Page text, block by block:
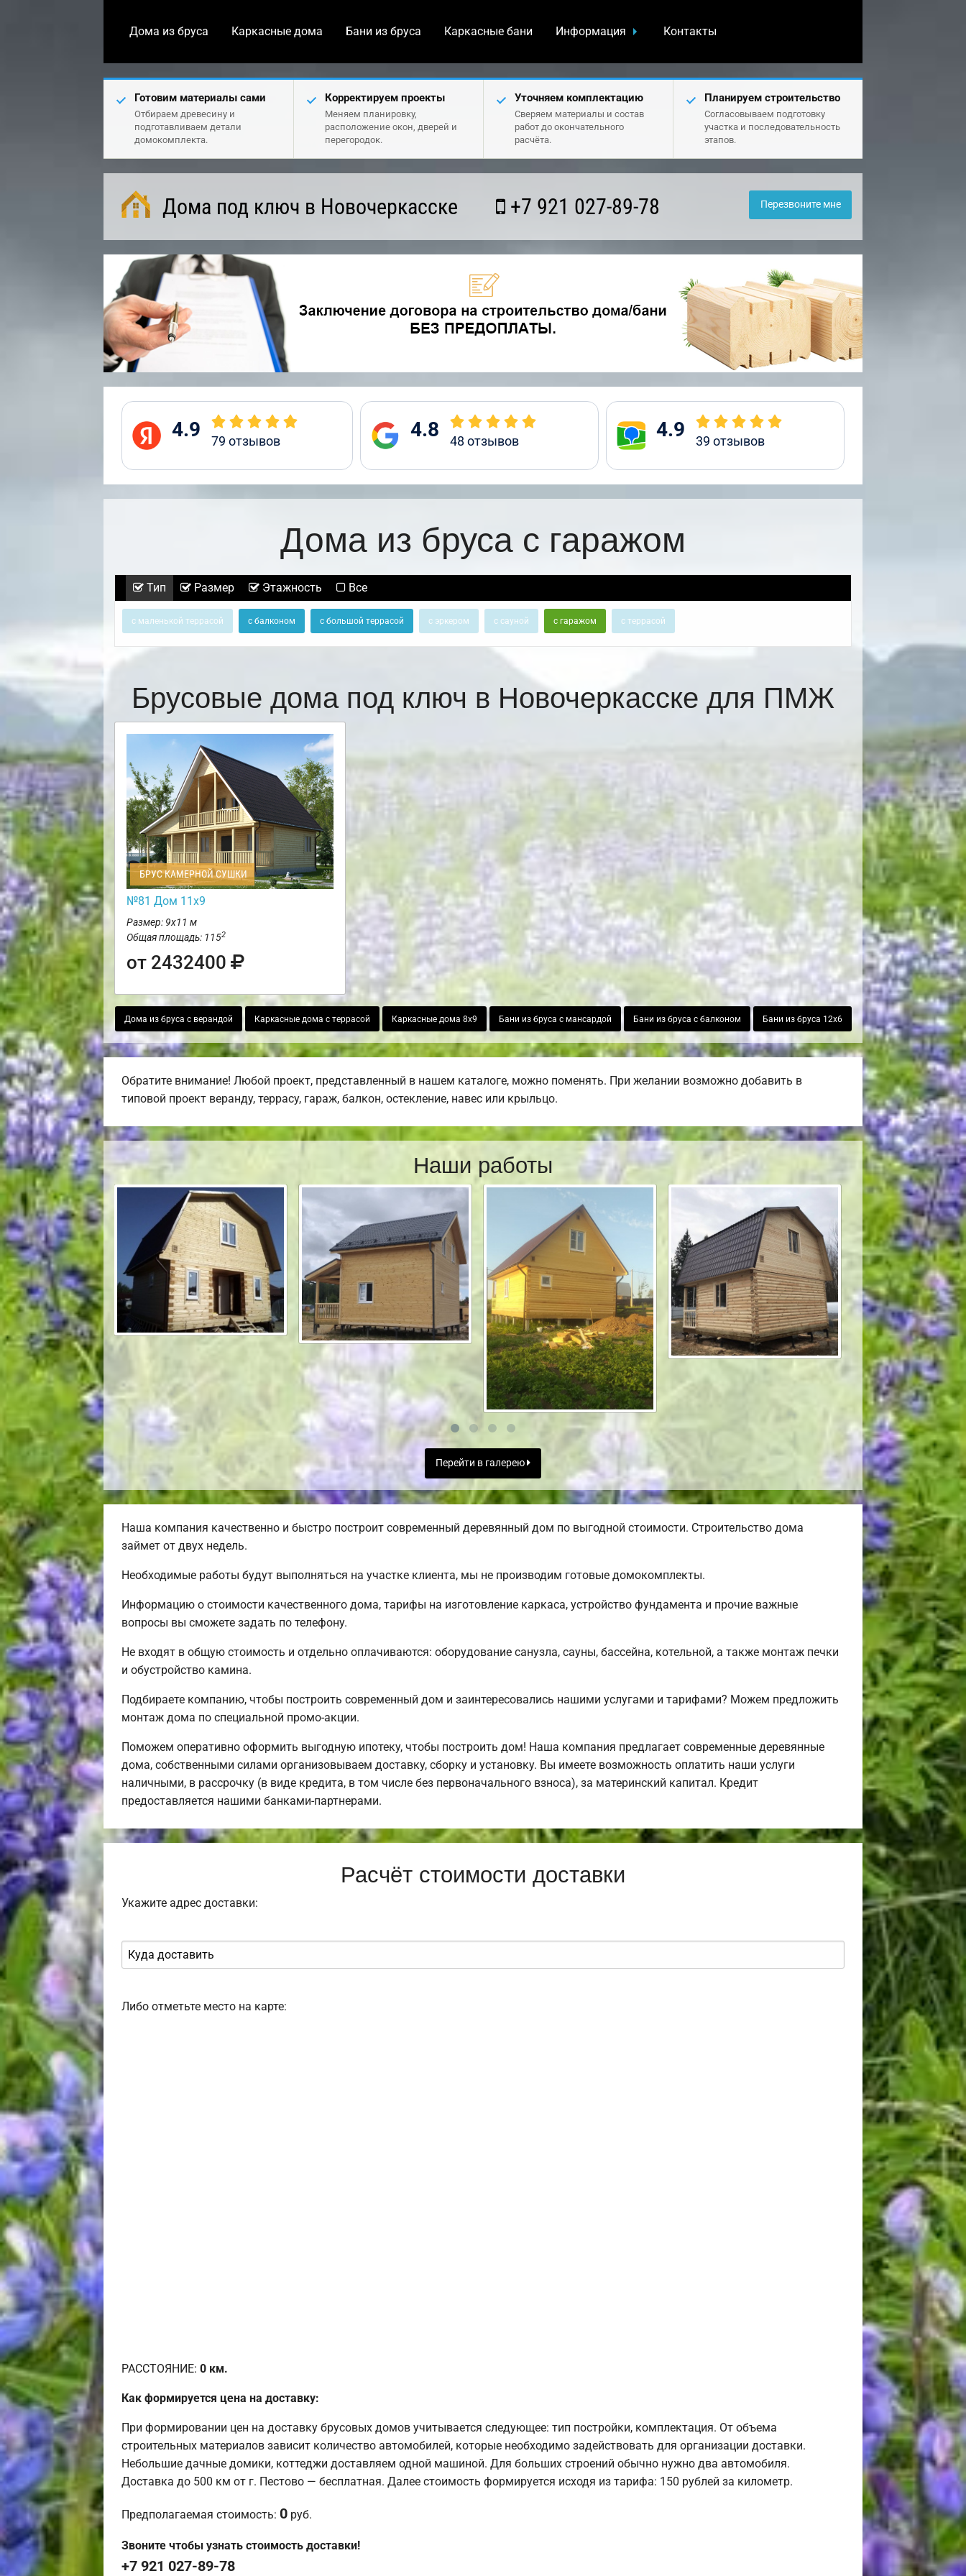
Дома из бруса Каркасные дома Бани из бруса Каркасные бани Информация Контакты
Готовим материалы сами
Отбираем древесину и
подготавливаем детали
домокомплекта.
Корректируем проекты
Меняем планировку,
расположение окон, дверей и
перегородок.
Уточняем комплектацию
Сверяем материалы и состав
работ до окончательного
расчёта.
Планируем строительство
Согласовываем подготовку
участка и последовательность
этапов.
Дома под ключ в Новочеркасске +7 921 027-89-78 Перезвоните мне
4.9 79 отзывов 4.8 48 отзывов 4.9 39 отзывов
Дома из бруса с гаражом
Тип Размер Этажность Все
с маленькой террасой с балконом с большой террасой с эркером с сауной с гаражом с террасой
Брусовые дома под ключ в Новочеркасске для ПМЖ
БРУС КАМЕРНОЙ СУШКИ
№81 Дом 11х9
Размер: 9х11 м
Общая площадь: 1152
от 2432400
Дома из бруса с верандой Каркасные дома с террасой Каркасные дома 8х9 Бани из бруса с мансардой Бани из бруса с балконом Бани из бруса 12х6
Обратите внимание! Любой проект, представленный в нашем каталоге, можно поменять. При желании возможно добавить в
типовой проект веранду, террасу, гараж, балкон, остекление, навес или крыльцо.
Наши работы
Перейти в галерею
Наша компания качественно и быстро построит современный деревянный дом по выгодной стоимости. Строительство дома
займет от двух недель.
Необходимые работы будут выполняться на участке клиента, мы не производим готовые домокомплекты.
Информацию о стоимости качественного дома, тарифы на изготовление каркаса, устройство фундамента и прочие важные
вопросы вы сможете задать по телефону.
Не входят в общую стоимость и отдельно оплачиваются: оборудование санузла, сауны, бассейна, котельной, а также монтаж печки
и обустройство камина.
Подбираете компанию, чтобы построить современный дом и заинтересовались нашими услугами и тарифами? Можем предложить
монтаж дома по специальной промо-акции.
Поможем оперативно оформить выгодную ипотеку, чтобы построить дом! Наша компания предлагает современные деревянные
дома, собственными силами организовываем доставку, сборку и установку. Вы имеете возможность оплатить наши услуги
наличными, в рассрочку (в виде кредита, в том числе без первоначального взноса), за материнский капитал. Кредит
предоставляется нашими банками-партнерами.
Расчёт стоимости доставки
Укажите адрес доставки:
Либо отметьте место на карте:
РАССТОЯНИЕ: 0 км.
Как формируется цена на доставку:
При формировании цен на доставку брусовых домов учитывается следующее: тип постройки, комплектация. От объема
строительных материалов зависит количество автомобилей, которые необходимо задействовать для организации доставки.
Небольшие дачные домики, коттеджи доставляем одной машиной. Для больших строений обычно нужно два автомобиля.
Доставка до 500 км от г. Пестово — бесплатная. Далее стоимость формируется исходя из тарифа: 150 рублей за километр.
Предполагаемая стоимость: 0 руб.
Звоните чтобы узнать стоимость доставки!
+7 921 027-89-78